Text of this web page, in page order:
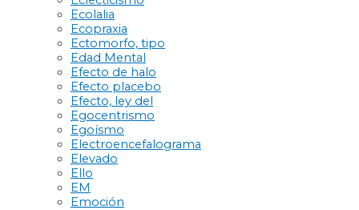
Ecolalia
Ecopraxia
Ectomorfo, tipo
Edad Mental
Efecto de halo
Efecto placebo
Efecto, ley del
Egocentrismo
Egoísmo
Electroencefalograma
Elevado
Ello
EM
Emoción